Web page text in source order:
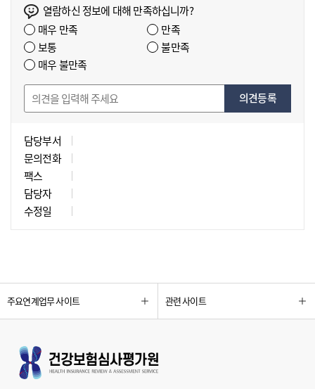
열람하신 정보에 대해 만족하십니까?
매우 만족
만족
보통
불만족
매우 불만족
의견등록
담당부서
문의전화
팩스
담당자
수정일
주요연계업무 사이트 관련 사이트